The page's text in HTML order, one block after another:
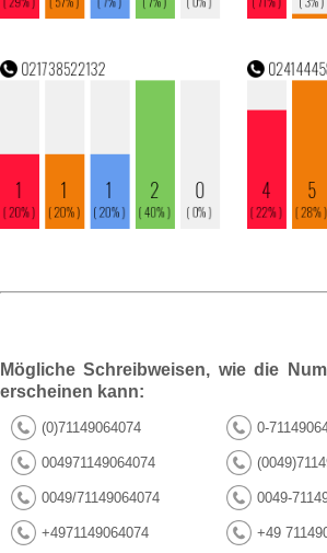
Mögliche Schreibweisen, wie die
erscheinen kann:
(0)71149064074 0-
004971149064074
0049/71149064074 0049-
+4971149064074 +49